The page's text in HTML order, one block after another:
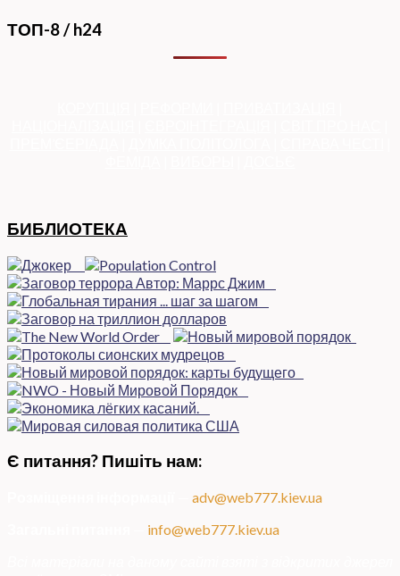
ТОП-8 / h24
БИБЛИОТЕКА
Є питання? Пишіть нам:
adv@web777.kiev.ua
info@web777.kiev.ua